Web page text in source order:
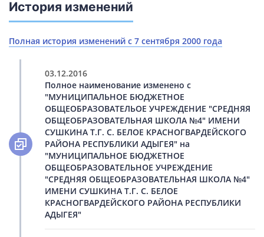
История изменений
Полная история изменений с 7 сентября 2000 года
03.12.2016
Полное наименование изменено с
"МУНИЦИПАЛЬНОЕ БЮДЖЕТНОЕ
ОБЩЕОБРАЗОВАТЕЛЬОЕ УЧРЕЖДЕНИЕ "СРЕДНЯЯ
ОБЩЕОБРАЗОВАТЕЛЬНАЯ ШКОЛА №4" ИМЕНИ
СУШКИНА Т.Г. С. БЕЛОЕ КРАСНОГВАРДЕЙСКОГО
РАЙОНА РЕСПУБЛИКИ АДЫГЕЯ" на
"МУНИЦИПАЛЬНОЕ БЮДЖЕТНОЕ
ОБЩЕОБРАЗОВАТЕЛЬНОЕ УЧРЕЖДЕНИЕ
"СРЕДНЯЯ ОБЩЕОБРАЗОВАТЕЛЬНАЯ ШКОЛА №4"
ИМЕНИ СУШКИНА Т.Г. С. БЕЛОЕ
КРАСНОГВАРДЕЙСКОГО РАЙОНА РЕСПУБЛИКИ
АДЫГЕЯ"